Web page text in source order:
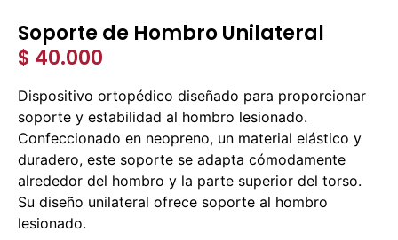
Soporte de Hombro Unilateral
$ 40.000
Dispositivo ortopédico diseñado para proporcionar
soporte y estabilidad al hombro lesionado.
Confeccionado en neopreno, un material elástico y
duradero, este soporte se adapta cómodamente
alrededor del hombro y la parte superior del torso.
Su diseño unilateral ofrece soporte al hombro
lesionado.